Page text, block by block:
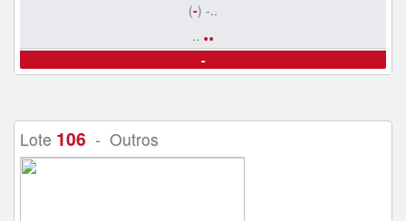
(-) -..
.. ..
-
Lote 106 - Outros